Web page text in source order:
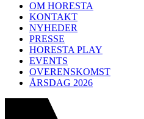
OM HORESTA
KONTAKT
NYHEDER
PRESSE
HORESTA PLAY
EVENTS
OVERENSKOMST
ÅRSDAG 2026